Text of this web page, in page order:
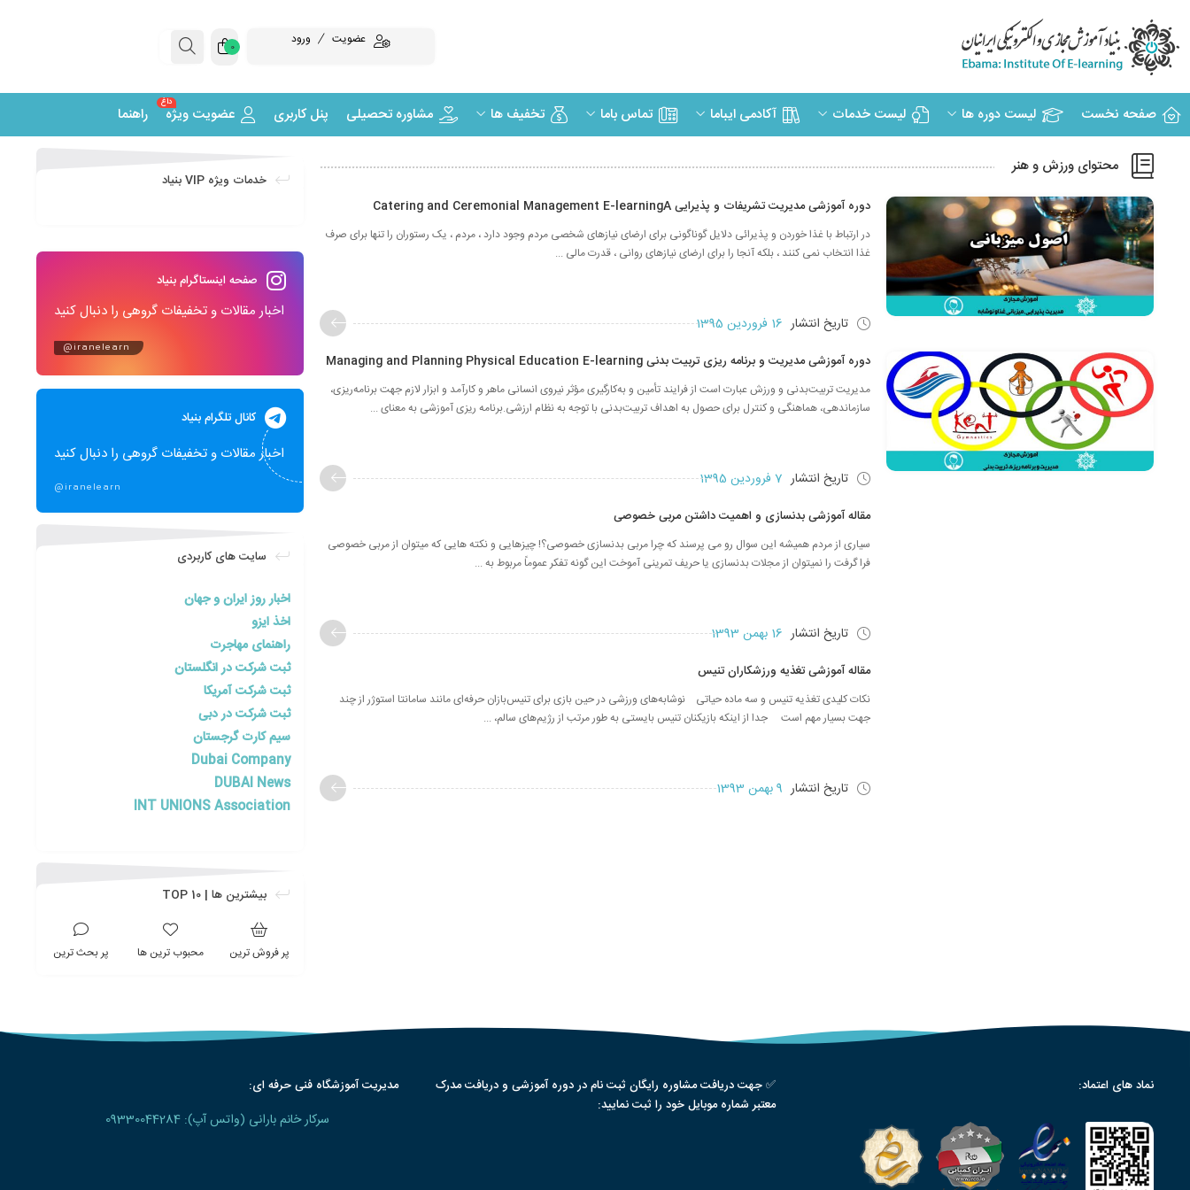
عضویت ورود 0
صفحه نخست لیست دوره ها لیست خدمات آکادمی ایباما تماس باما تخفیف ها مشاوره تحصیلی پنل کاربری عضویت ویژه
داغ
راهنما
محتوای ورزش و هنر
دوره آموزشی مدیریت تشریفات و پذیرایی Catering and Ceremonial Management E-learningA
در ارتباط با غذا خوردن و پذیرائی دلایل گوناگونی برای ارضای نیازهای شخصی مردم وجود دارد ، مردم ، یک رستوران را تنها برای صرف
غذا انتخاب نمی کنند ، بلکه آنجا را برای ارضای نیازهای روانی ، قدرت مالی ...
تاریخ انتشار 16 فروردین 1395
دوره آموزشی مدیریت و برنامه ریزی تربیت بدنی Managing and Planning Physical Education E-learning
مدیریت‌ تربیت‌بدنی‌ و ورزش‌ عبارت‌ است‌ از فرایند تأمین‌ و به‌کارگیری‌ مؤثر نیروی‌ انسانی‌ ماهر و کارآمد و ابزار لازم‌ جهت‌ برنامه‌ریزی‌،
سازماندهی‌، هماهنگی‌ و کنترل‌ برای‌ حصول‌ به‌ اهداف‌ تربیت‌بدنی‌ با توجه‌ به‌ نظام‌ ارزشی‌.برنامه ریزی آموزشی به معنای ...
تاریخ انتشار 7 فروردین 1395
مقاله آموزشی بدنسازی و اهمیت داشتن مربی خصوصی
سیاری از مردم همیشه این سوال رو می پرسند که چرا مربی بدنسازی خصوصی؟! چیزهایی و نکته هایی که میتوان از مربی خصوصی
فرا گرفت را نمیتوان از مجلات بدنسازی یا حریف تمرینی آموخت این گونه تفکر عموماً مربوط به ...
تاریخ انتشار 16 بهمن 1393
مقاله آموزشی تغذیه ورزشکاران تنیس
نکات کلیدی تغذیه تنیس و سه ماده حیاتی نوشابه‌های ورزشی در حین بازی برای تنیس‌بازان حرفه‌ای مانند سامانتا استوژر از چند
جهت بسیار مهم است جدا از اینکه بازیکنان تنیس بایستی به طور مرتب از رژیم‌های سالم، ...
تاریخ انتشار 9 بهمن 1393
خدمات ویژه VIP بنیاد
صفحه اینستاگرام بنیاد
اخبار مقالات و تخفیفات گروهی را دنبال کنید
@iranelearn
کانال تلگرام بنیاد
اخبار مقالات و تخفیفات گروهی را دنبال کنید
@iranelearn
سایت های کاربردی
اخبار روز ایران و جهان
اخذ ایزو
راهنمای مهاجرت
ثبت شرکت در انگلستان
ثبت شرکت آمریکا
ثبت شرکت در دبی
سیم کارت گرجستان
Dubai Company
DUBAI News
INT UNIONS Association
بیشترین ها | TOP 10
پر فروش ترین محبوب ترین ها پر بحث ترین
نماد های اعتماد:
✅ جهت دریافت مشاوره رایگان ثبت نام در دوره آموزشی و دریافت مدرک
معتبر شماره موبایل خود را ثبت نمایید:
مدیریت آموزشگاه فنی حرفه ای:
سرکار خانم بارانی (واتس آپ): 09330044284